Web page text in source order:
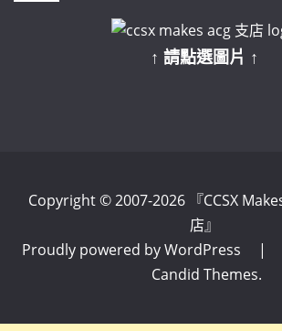
↑ 請點選圖片 ↑
Copyright © 2007-2026 『CCSX
店』
Proudly powered by WordPress
|
Candid Themes.